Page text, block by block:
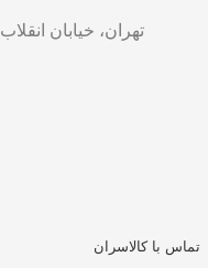
تهران، خیابان انقلاب
تماس با کالاسران